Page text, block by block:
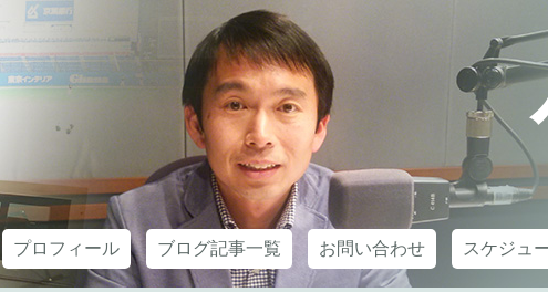
プロフィール ブログ記事一覧 お問い合わせ スケジュ